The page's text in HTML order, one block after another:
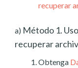
recuperar
a) Método 1.
recuperar
Obtenga